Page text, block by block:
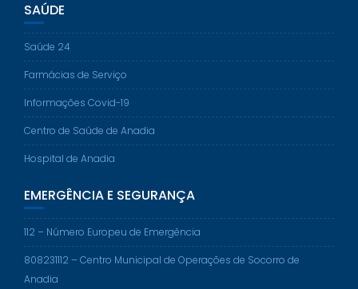
SAÚDE
Saúde 24
Farmácias de Serviço
Informações Covid-19
Centro de Saúde de Anadia
Hospital de Anadia
EMERGÊNCIA E SEGURANÇA
112 – Número Europeu de Emergência
808231112 – Centro Municipal de Operações de Socorro de
Anadia